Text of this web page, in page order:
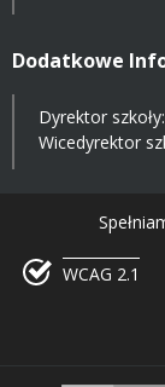
Dodatkowe
Dyrektor
Wicedyrektor
WCAG 2.1